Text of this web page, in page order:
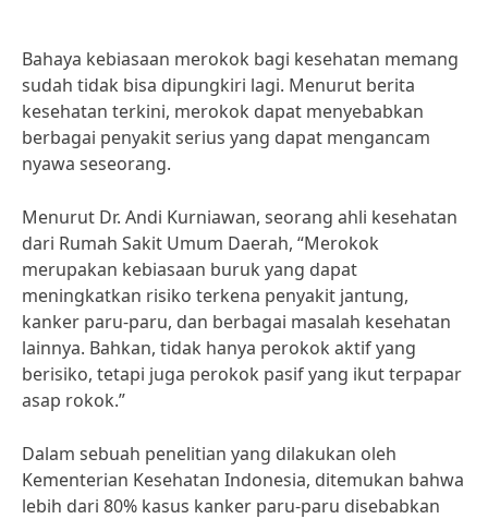
Bahaya kebiasaan merokok bagi kesehatan memang
sudah tidak bisa dipungkiri lagi. Menurut berita
kesehatan terkini, merokok dapat menyebabkan
berbagai penyakit serius yang dapat mengancam
nyawa seseorang.
Menurut Dr. Andi Kurniawan, seorang ahli kesehatan
dari Rumah Sakit Umum Daerah, “Merokok
merupakan kebiasaan buruk yang dapat
meningkatkan risiko terkena penyakit jantung,
kanker paru-paru, dan berbagai masalah kesehatan
lainnya. Bahkan, tidak hanya perokok aktif yang
berisiko, tetapi juga perokok pasif yang ikut terpapar
asap rokok.”
Dalam sebuah penelitian yang dilakukan oleh
Kementerian Kesehatan Indonesia, ditemukan bahwa
lebih dari 80% kasus kanker paru-paru disebabkan